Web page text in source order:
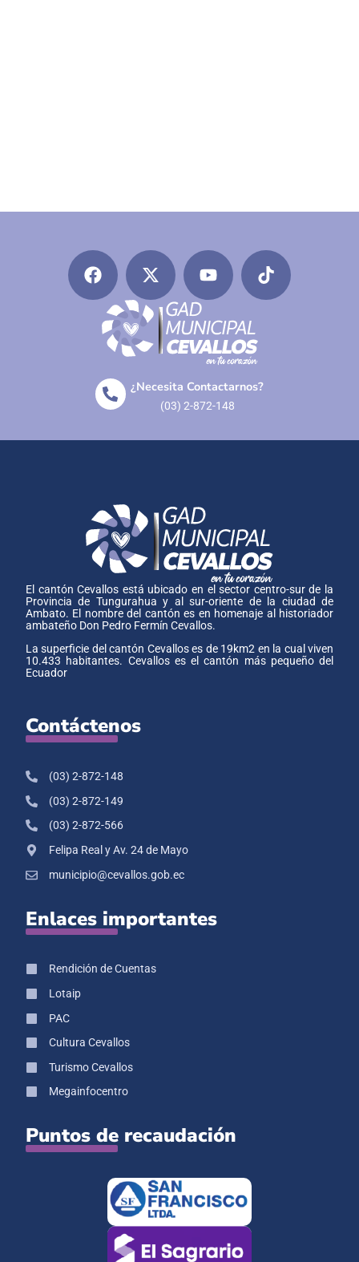
¿Necesita Contactarnos?
(03) 2-872-148
El cantón Cevallos está ubicado en el sector centro-sur de la
Provincia de Tungurahua y al sur-oriente de la ciudad de
Ambato. El nombre del cantón es en homenaje al historiador
ambateño Don Pedro Fermín Cevallos.
La superficie del cantón Cevallos es de 19km2 en la cual viven
10.433 habitantes. Cevallos es el cantón más pequeño del
Ecuador
Contáctenos
(03) 2-872-148
(03) 2-872-149
(03) 2-872-566
Felipa Real y Av. 24 de Mayo
municipio@cevallos.gob.ec
Enlaces importantes
Rendición de Cuentas
Lotaip
PAC
Cultura Cevallos
Turismo Cevallos
Megainfocentro
Puntos de recaudación